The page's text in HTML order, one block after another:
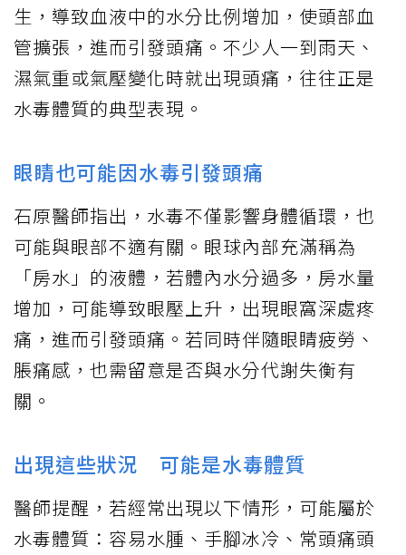
生，導致血液中的水分比例增加，使頭部血
管擴張，進而引發頭痛。不少人一到雨天、
濕氣重或氣壓變化時就出現頭痛，往往正是
水毒體質的典型表現。
眼睛也可能因水毒引發頭痛
石原醫師指出，水毒不僅影響身體循環，也
可能與眼部不適有關。眼球內部充滿稱為
「房水」的液體，若體內水分過多，房水量
增加，可能導致眼壓上升，出現眼窩深處疼
痛，進而引發頭痛。若同時伴隨眼睛疲勞、
脹痛感，也需留意是否與水分代謝失衡有
關。
出現這些狀況 可能是水毒體質
醫師提醒，若經常出現以下情形，可能屬於
水毒體質：容易水腫、手腳冰冷、常頭痛頭